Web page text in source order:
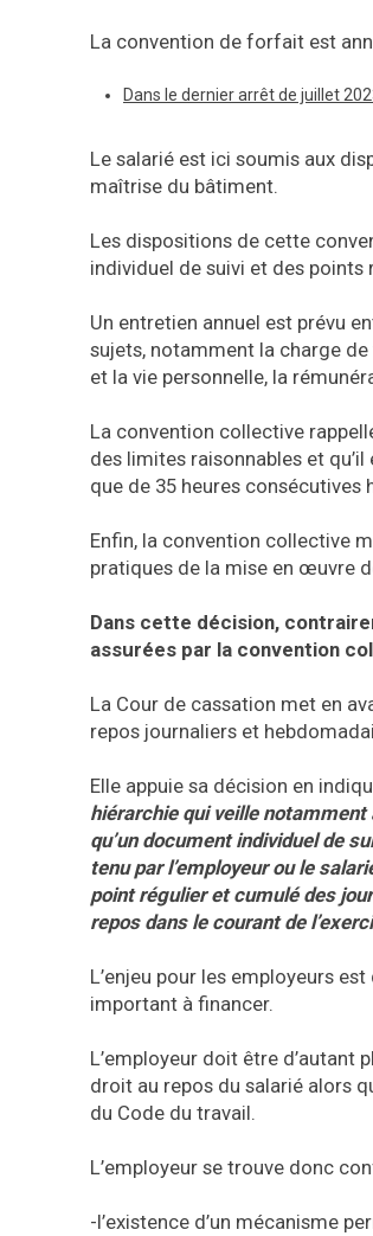
La convention de forfait est
Dans le dernier arrêt de juillet
Le salarié est ici soumis aux
maîtrise du bâtiment.
Les dispositions de cette
individuel de suivi et des points
Un entretien annuel est prévu
sujets, notamment la charge
et la vie personnelle, la
La convention collective
des limites raisonnables et
que de 35 heures consécutives
Enfin, la convention collective
pratiques de la mise en œuvre
Dans cette décision,
assurées par la convention
La Cour de cassation met en
repos journaliers et
Elle appuie sa décision en
hiérarchie qui veille
qu’un document individuel de
tenu par l’employeur ou le
point régulier et cumulé des
repos dans le courant de
L’enjeu pour les employeurs
important à financer.
L’employeur doit être d’autant
droit au repos du salarié alors
du Code du travail.
L’employeur se trouve donc
-l’existence d’un mécanisme